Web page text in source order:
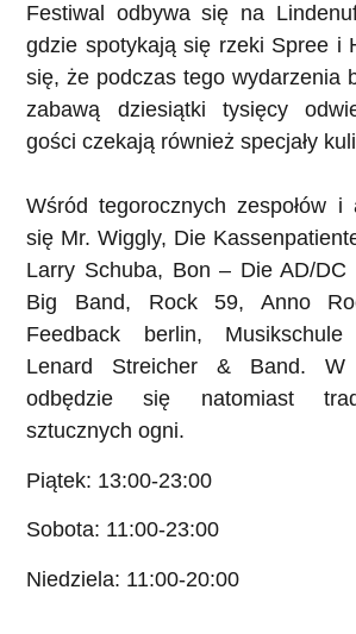
Festiwal odbywa się na
gdzie spotykają się rzeki Spree i
się, że podczas tego wydarzenia
zabawą dziesiątki tysięcy
gości czekają również specjały
Wśród tegorocznych zespołów i
się Mr. Wiggly, Die
Larry Schuba, Bon – Die AD/DC
Big Band, Rock 59, Anno
Feedback berlin,
Lenard Streicher & Band.
odbędzie się natomiast
sztucznych ogni.
Piątek: 13:00-23:00
Sobota: 11:00-23:00
Niedziela: 11:00-20:00